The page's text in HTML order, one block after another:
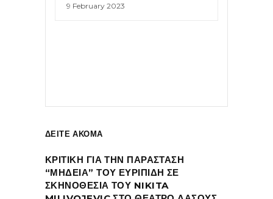
9 February 2023
ΔΕΙΤΕ ΑΚΟΜΑ
ΚΡΙΤΙΚΗ ΓΙΑ ΤΗΝ ΠΑΡΑΣΤΑΣΗ
“ΜΗΔΕΙΑ” ΤΟΥ ΕΥΡΙΠΙΔΗ ΣΕ
ΣΚΗΝΟΘΕΣΙΑ ΤΟΥ NIKITA